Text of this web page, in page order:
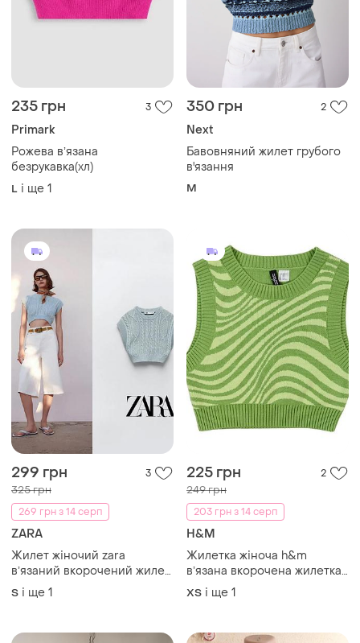
235 грн 3
Primark
Рожева вʼязана
безрукавка(хл)
L і ще 1
350 грн 2
Next
Бавовняний жилет грубого
в'язання
M
299 грн 3
325 грн
269 грн з 14 серп
ZARA
Жилет жіночий zara
вʼязаний вкорочений жилет
с
S і ще 1
225 грн 2
249 грн
203 грн з 14 серп
H&M
Жилетка жіноча h&m
вʼязана вкорочена жилетка
хс
ХS і ще 1